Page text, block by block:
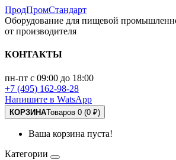
ПродПромСтандарт
Оборудование для пищевой
от производителя
КОНТАКТЫ
пн-пт с 09:00 до 18:00
+7 (495) 162-98-28
Напишите в WatsApp
КОРЗИНАТоваров 0 (0 ₽)
Ваша корзина пуста!
Категории